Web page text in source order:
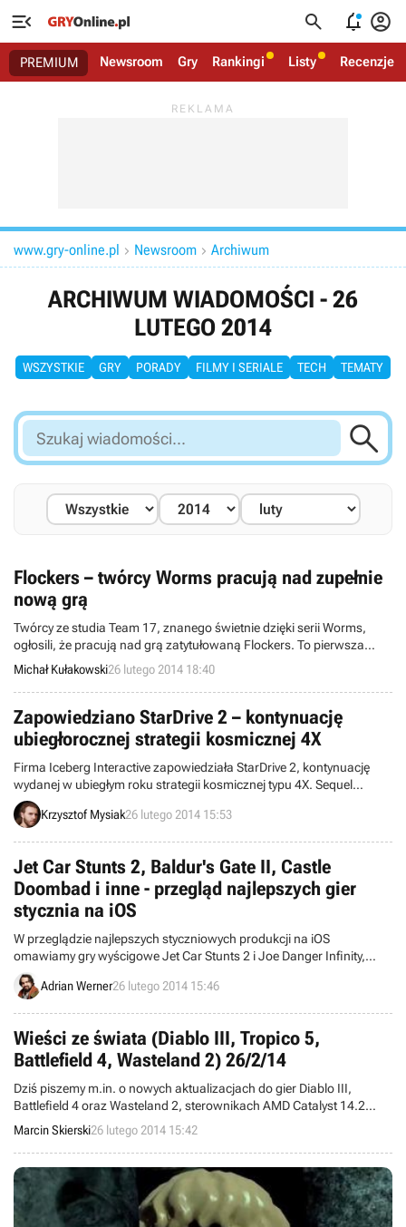
   
PREMIUM Newsroom Gry Rankingi Listy Recenzje
www.gry-online.pl  Newsroom  Archiwum
ARCHIWUM WIADOMOŚCI - 26
LUTEGO 2014
WSZYSTKIE GRY PORADY FILMY I SERIALE TECH TEMATY
Szukaj
wiadomości...

Flockers – twórcy Worms pracują nad zupełnie
nową grą
Twórcy ze studia Team 17, znanego świetnie dzięki serii Worms,
ogłosili, że pracują nad grą zatytułowaną Flockers. To pierwsza
zupełnie nowa marka dewelopera od przeszło 10 lat. Zespół nie
zdradza na razie jednak żadnych dotyczących jej szczegółów.
Michał Kułakowski26 lutego 2014 18:40
Zapowiedziano StarDrive 2 – kontynuację
ubiegłorocznej strategii kosmicznej 4X
Firma Iceberg Interactive zapowiedziała StarDrive 2, kontynuację
wydanej w ubiegłym roku strategii kosmicznej typu 4X. Sequel
zaoferuje rozgrywkę w turach, a także rozbudowaną zawartość i
poprawioną oprawę graficzną. Premiera nastąpi we wrześniu 2014
Krzysztof Mysiak26 lutego 2014 15:53
Jet Car Stunts 2, Baldur's Gate II, Castle
Doombad i inne - przegląd najlepszych gier
stycznia na iOS
W przeglądzie najlepszych styczniowych produkcji na iOS
omawiamy gry wyścigowe Jet Car Stunts 2 i Joe Danger Infinity,
przygodówkę Banshee’s Last Cry, RPG-i Hoplite i Baldur’s Gate II:
Enhanced Edition, strategię Castle Doombad, symulator czołgu
Adrian Werner26 lutego 2014 15:46
Wieści ze świata (Diablo III, Tropico 5,
Battlefield 4, Wasteland 2) 26/2/14
Dziś piszemy m.in. o nowych aktualizacjach do gier Diablo III,
Battlefield 4 oraz Wasteland 2, sterownikach AMD Catalyst 14.2
Beta, zwolnieniach w zespole Sony Santa Monica Studio, beta
testach Tropico 5, a także o konkursie dla fanów Dragon Age:
Inquisition. Witamy w wieściach ze świata - codziennej porcji
krótkich wiadomości.
Marcin Skierski26 lutego 2014 15:42